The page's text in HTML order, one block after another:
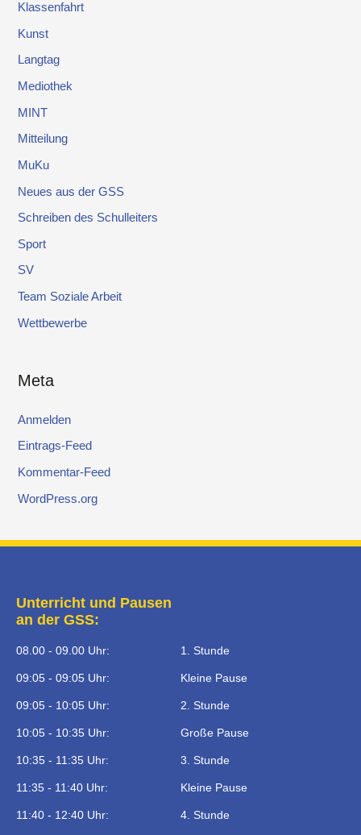
Klassenfahrt
Kunst
Langtag
Mediothek
MINT
Mitteilung
MuKu
Neues aus der GSS
Schreiben des Schulleiters
Sport
SV
Team Soziale Arbeit
Wettbewerbe
Meta
Anmelden
Eintrags-Feed
Kommentar-Feed
WordPress.org
Unterricht und Pausen
an der GSS:
08.00 - 09.00 Uhr: 1. Stunde
09:05 - 09:05 Uhr: Kleine Pause
09:05 - 10:05 Uhr: 2. Stunde
10:05 - 10:35 Uhr: Große Pause
10:35 - 11:35 Uhr: 3. Stunde
11:35 - 11:40 Uhr: Kleine Pause
11:40 - 12:40 Uhr: 4. Stunde